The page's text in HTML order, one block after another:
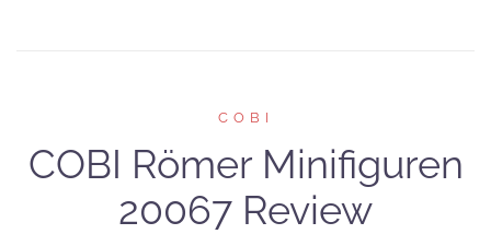
COBI
COBI Römer Minifiguren
20067 Review